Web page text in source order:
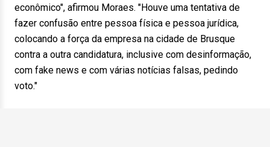
econômico", afirmou Moraes. "Houve uma tentativa de
fazer confusão entre pessoa física e pessoa jurídica,
colocando a força da empresa na cidade de Brusque
contra a outra candidatura, inclusive com desinformação,
com fake news e com várias notícias falsas, pedindo
voto."